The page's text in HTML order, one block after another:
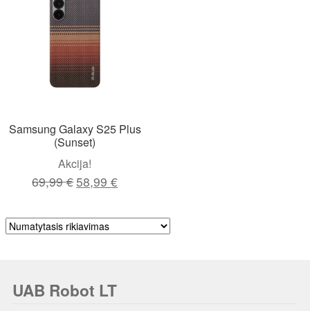
Samsung Galaxy S25 Plus
(Sunset)
Akcija!
69,99€ Original
was:
69,99 €.
58,99€Current
is:
58,99 €.
UAB Robot LT